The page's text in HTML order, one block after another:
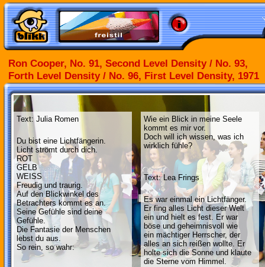
Ron Cooper, No. 91, Second Level Density / No. 93,
Forth Level Density / No. 96, First Level Density, 1971
Text: Julia Romen
Du bist eine Lichtfängerin.
Licht strömt durch dich.
ROT
GELB
WEISS
Freudig und traurig.
Auf den Blickwinkel des
Betrachters kommt es an.
Seine Gefühle sind deine
Gefühle.
Die Fantasie der Menschen
lebst du aus.
So rein, so wahr:
Wie ein Blick in meine Seele
kommt es mir vor.
Doch will ich wissen, was ich
wirklich fühle?
Text: Lea Frings
Es war einmal ein Lichtfänger.
Er fing alles Licht dieser Welt
ein und hielt es fest. Er war
böse und geheimnisvoll wie
ein mächtiger Herrscher, der
alles an sich reißen wollte. Er
holte sich die Sonne und klaute
die Sterne vom Himmel.